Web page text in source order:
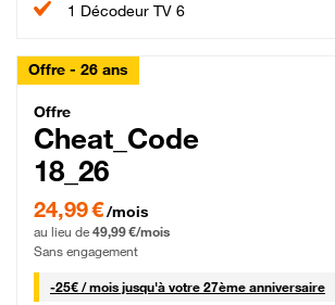
1 Décodeur TV 6
Offre - 26 ans
Cheat_Code Fibre_18_26
Offre
Cheat_Code
18_26
24,99 € par mois pendant 0 mois puis 49,99 € par
24,99 €/mois
au lieu de 49,99 €/mois
Sans engagement
-25€ / mois25 € par mois
jusqu'à votre 27ème anniversaire